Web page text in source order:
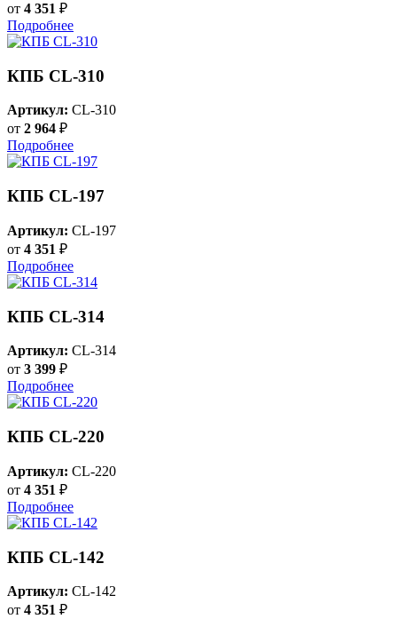
от 4 351 ₽
Подробнее
КПБ CL-310
Артикул: CL-310
от 2 964 ₽
Подробнее
КПБ CL-197
Артикул: CL-197
от 4 351 ₽
Подробнее
КПБ CL-314
Артикул: CL-314
от 3 399 ₽
Подробнее
КПБ CL-220
Артикул: CL-220
от 4 351 ₽
Подробнее
КПБ CL-142
Артикул: CL-142
от 4 351 ₽